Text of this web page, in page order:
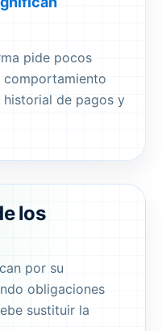
pide pocos
comportamiento
de pagos y
los
por su
obligaciones
sustituir la